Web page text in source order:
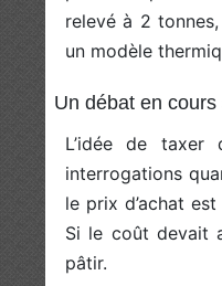
relevé à 2
un modèle
Un débat en
L’idée de taxer
interrogations
le prix d’achat
Si le coût devait
pâtir.